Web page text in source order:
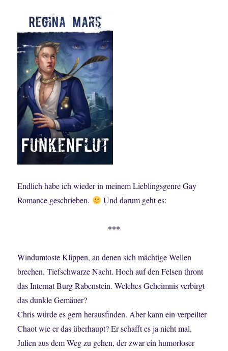
Endlich habe ich wieder in meinem Lieblingsgenre Gay
Romance geschrieben.
Und darum geht es:
***
Windumtoste Klippen, an denen sich mächtige Wellen
brechen. Tiefschwarze Nacht. Hoch auf den Felsen thront
das Internat Burg Rabenstein. Welches Geheimnis verbirgt
das dunkle Gemäuer?
Chris würde es gern herausfinden. Aber kann ein verpeilter
Chaot wie er das überhaupt? Er schafft es ja nicht mal,
Julien aus dem Weg zu gehen, der zwar ein humorloser